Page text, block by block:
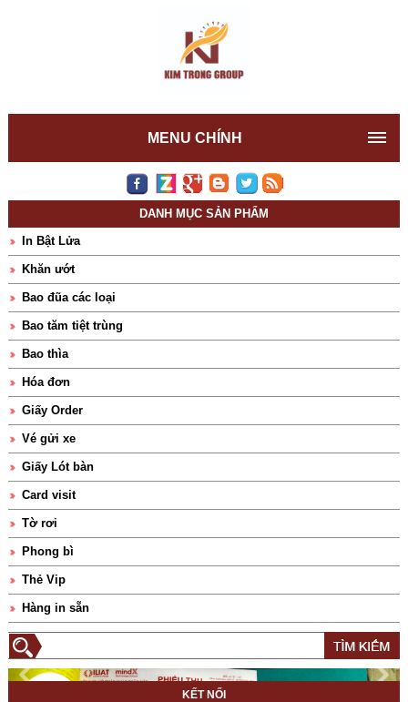
MENU CHÍNH
DANH MỤC SẢN PHẨM
In Bật Lửa
Khăn ướt
Bao đũa các loại
Bao tăm tiệt trùng
Bao thìa
Hóa đơn
Giấy Order
Vé gửi xe
Giấy Lót bàn
Card visit
Tờ rơi
Phong bì
Thẻ Vip
Hàng in sẵn
KẾT NỐI